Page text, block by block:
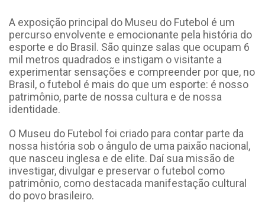
A exposição principal do Museu do Futebol é um
percurso envolvente e emocionante pela história do
esporte e do Brasil. São quinze salas que ocupam 6
mil metros quadrados e instigam o visitante a
experimentar sensações e compreender por que, no
Brasil, o futebol é mais do que um esporte: é nosso
patrimônio, parte de nossa cultura e de nossa
identidade.
O Museu do Futebol foi criado para contar parte da
nossa história sob o ângulo de uma paixão nacional,
que nasceu inglesa e de elite. Daí sua missão de
investigar, divulgar e preservar o futebol como
patrimônio, como destacada manifestação cultural
do povo brasileiro.